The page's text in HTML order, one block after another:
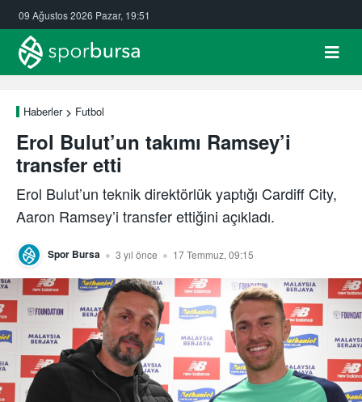
09 Ağustos 2026 Pazar, 19:51
Haberler Futbol
Erol Bulut’un takımı Ramsey’i
transfer etti
Erol Bulut’un teknik direktörlük yaptığı Cardiff City,
Aaron Ramsey’i transfer ettiğini açıkladı.
Spor Bursa 3 yıl önce 17 Temmuz, 09:15